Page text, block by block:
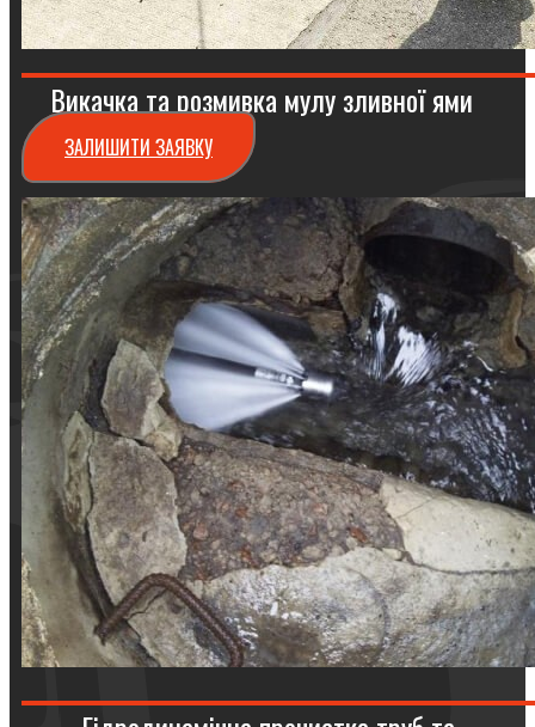
Викачка та розмивка мулу зливної ями
ЗАЛИШИТИ ЗАЯВКУ